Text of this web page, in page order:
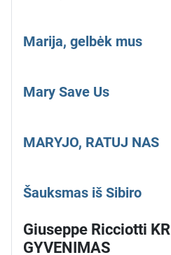
Marija, gelbėk mus
Mary Save Us
MARYJO, RATUJ NAS
Šauksmas iš Sibiro
Giuseppe Ricciotti
GYVENIMAS